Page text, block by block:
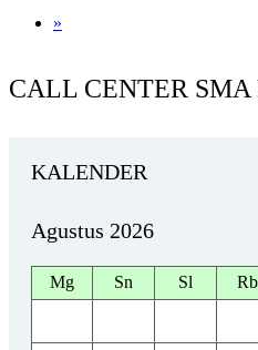
»
CALL CENTER SMA
KALENDER
Agustus 2026
Mg Sn Sl Rb